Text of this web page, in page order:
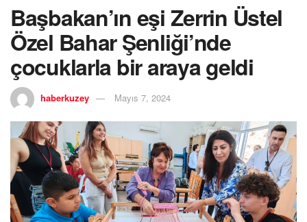
Başbakan’ın eşi Zerrin Üstel
Özel Bahar Şenliği’nde
çocuklarla bir araya geldi
haberkuzey Mayıs 7, 2024